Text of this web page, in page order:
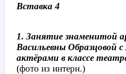
Вставка 4
1. Занятие знаменитой
Васильевны Образцовой
актёрами в классе
(фото из интерн.)